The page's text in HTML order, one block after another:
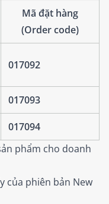
Mã đặt hàng
(Order code)
017092
017093
017094
phẩm cho doanh
của phiên bản New